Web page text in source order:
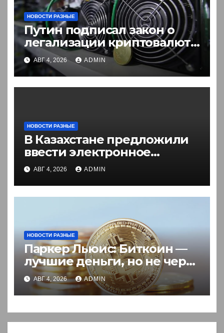
НОВОСТИ РАЗНЫЕ
Путин подписал закон о
легализации криптовалют
в России. Что нужно знать
АВГ 4, 2026 ADMIN
НОВОСТИ РАЗНЫЕ
В Казахстане предложили
ввести электронное
разрешение на въезд для
иностранцев
АВГ 4, 2026 ADMIN
НОВОСТИ РАЗНЫЕ
Паркер Льюис: Биткоин —
лучшие деньги, но не через
акции
АВГ 4, 2026 ADMIN